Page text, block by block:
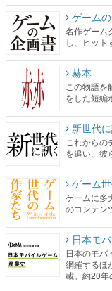
ゲーム
名作ゲーム
し、ヒット
赫本
この物語
をした短編
新世代に
これから
を追い、彼
ゲーム
ゲームに多
のコンテン
日本モ
日本のモバ
網羅するほ
載。約20年